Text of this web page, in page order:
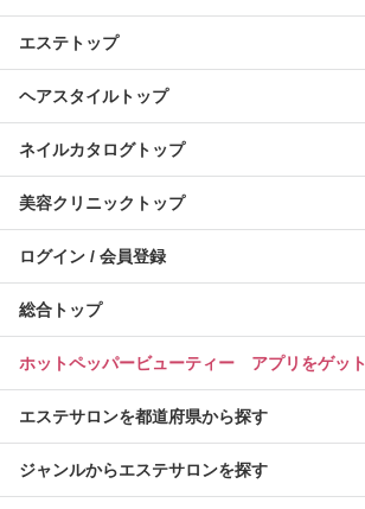
エステトップ
ヘアスタイルトップ
ネイルカタログトップ
美容クリニックトップ
ログイン / 会員登録
総合トップ
ホットペッパービューティー アプリをゲット
エステサロンを都道府県から探す
ジャンルからエステサロンを探す